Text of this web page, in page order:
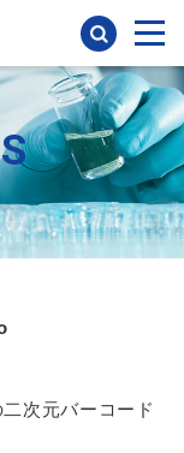
検索
次元バーコード